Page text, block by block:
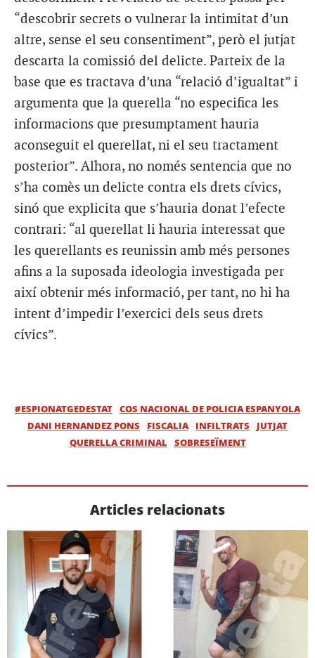
“descobrir secrets o vulnerar la intimitat d’un
altre, sense el seu consentiment”, però el jutjat
descarta la comissió del delicte. Parteix de la
base que es tractava d’una “relació d’igualtat” i
argumenta que la querella “no especifica les
informacions que presumptament hauria
aconseguit el querellat, ni el seu tractament
posterior”. Alhora, no només sentencia que no
s’ha comès un delicte contra els drets cívics,
sinó que explicita que s’hauria donat l’efecte
contrari: “al querellat li hauria interessat que
les querellants es reunissin amb més persones
afins a la suposada ideologia investigada per
així obtenir més informació, per tant, no hi ha
intent d’impedir l’exercici dels seus drets
cívics”.
#ESPIONATGEDESTAT COS NACIONAL DE POLICIA ESPANYOLA
DANI HERNANDEZ PONS
FISCALIA INFILTRATS
JUTJAT
QUERELLA CRIMINAL
SOBRESEÏMENT
Articles relacionats